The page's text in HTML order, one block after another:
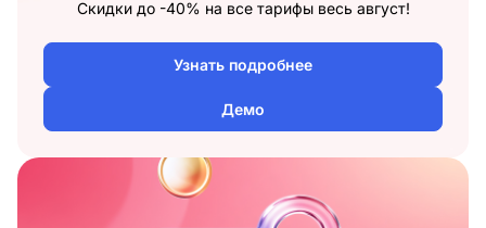
Скидки до -40% на все тарифы весь август!
Узнать подробнее
Демо